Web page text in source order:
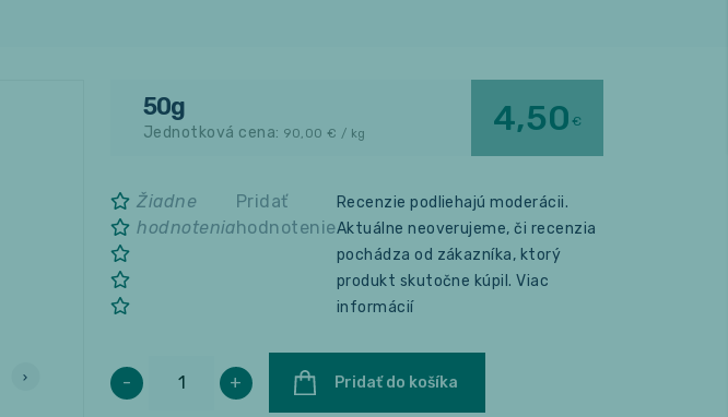
50g
Jednotková cena: 90,00 € / kg 4,50 €
Žiadne
hodnotenia
Pridať
hodnotenie
Recenzie podliehajú moderácii.
Aktuálne neoverujeme, či recenzia
pochádza od zákazníka, ktorý
produkt skutočne kúpil.Viac
informácií
- + Pridať do košíka